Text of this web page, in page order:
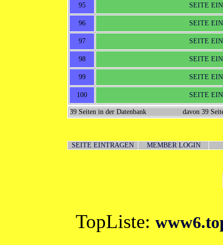
95 SEITE
96 SEITE
97 SEITE
98 SEITE
99 SEITE
100 SEITE
39 Seiten in der Datenbank davon 39
SEITE EINTRAGEN MEMBER LOGIN
TopListe: